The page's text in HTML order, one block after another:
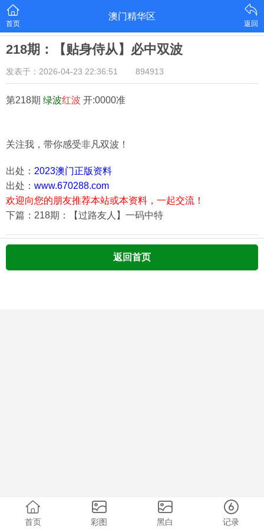
首页
澳门精华区
返回
218期：【贴身侍从】必中双波
发表于：2026-04-23 22:36:51 894913
第218期 绿波红波 开:0000准
关注我，带你感受非凡双波！
出处： 2023澳门正版资料
出处： www.670288.com
欢迎向您的朋友推荐本站或本资料，一起交流！
下篇：218期：【过路友人】一码中特
返回首页
首页 彩图 黑白 记录